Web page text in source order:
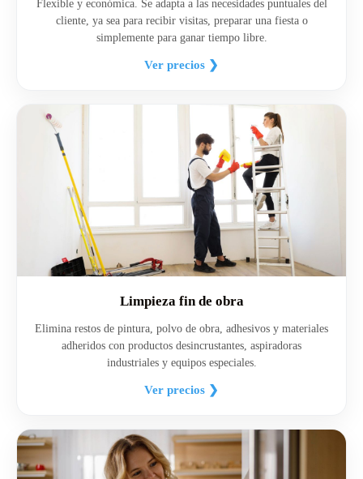
Flexible y económica. Se adapta a las necesidades puntuales del
cliente, ya sea para recibir visitas, preparar una fiesta o
simplemente para ganar tiempo libre.
Ver precios ❯
Limpieza fin de obra
Elimina restos de pintura, polvo de obra, adhesivos y materiales
adheridos con productos desincrustantes, aspiradoras
industriales y equipos especiales.
Ver precios ❯